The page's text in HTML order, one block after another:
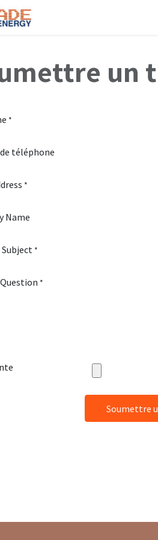
un
*
téléphone
*
Name
Subject *
*
Soumettre